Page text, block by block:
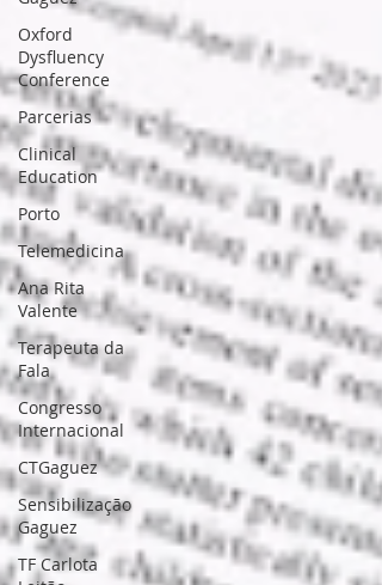
Oxford
Dysfluency
Conference
Parcerias
Clinical
Education
Porto
Telemedicina
Ana Rita
Valente
Terapeuta da
Fala
Congresso
Internacional
CTGaguez
Sensibilização
Gaguez
TF Carlota